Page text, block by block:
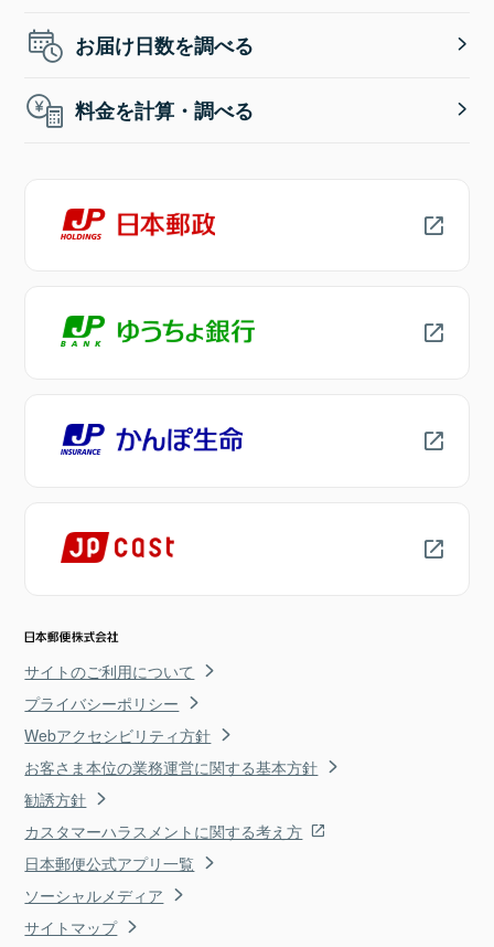
お届け日数を調べる
料金を計算・調べる
サイトのご利用について
プライバシーポリシー
Webアクセシビリティ方針
お客さま本位の業務運営に関する基本方針
勧誘方針
カスタマーハラスメントに関する考え方
日本郵便公式アプリ一覧
ソーシャルメディア
サイトマップ